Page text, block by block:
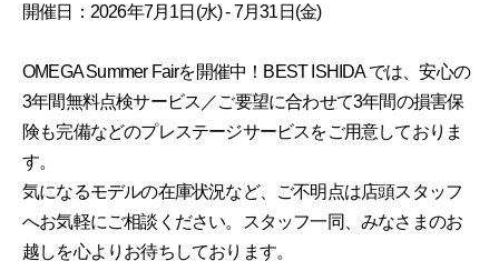
開催日：2026年7月1日(水) - 7月31日(金)
OMEGA Summer Fairを開催中！BEST ISHIDA では、安心の
3年間無料点検サービス／ご要望に合わせて3年間の損害保
険も完備などのプレステージサービスをご用意しておりま
す。
気になるモデルの在庫状況など、ご不明点は店頭スタッフ
へお気軽にご相談ください。スタッフ一同、みなさまのお
越しを心よりお待ちしております。